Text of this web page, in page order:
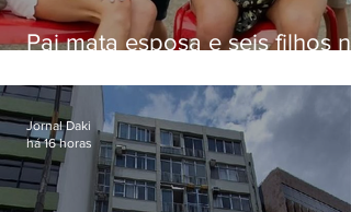
Pai mata esposa e seis filhos
Jornal Daki
há 16 horas